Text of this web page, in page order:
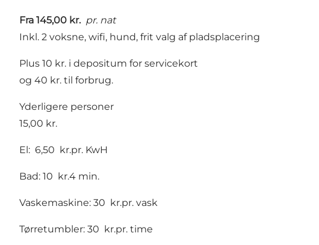
Fra 145,00 kr. pr. nat
Inkl. 2 voksne, wifi, hund, frit valg af pladsplacering
Plus 10 kr. i depositum for servicekort
og 40 kr. til forbrug.
Yderligere personer
15,00 kr.
El: 6,50 kr.pr. KwH
Bad: 10 kr.4 min.
Vaskemaskine: 30 kr.pr. vask
Tørretumbler: 30 kr.pr. time